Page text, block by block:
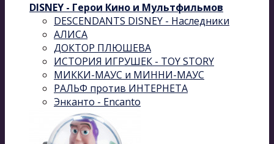
DISNEY - Герои Кино и Мультфильмов
DESCENDANTS DISNEY - Наследники
АЛИСА
ДОКТОР ПЛЮШЕВА
ИСТОРИЯ ИГРУШЕК - TOY STORY
МИККИ-МАУС и МИННИ-МАУС
РАЛЬФ против ИНТЕРНЕТА
Энканто - Encanto